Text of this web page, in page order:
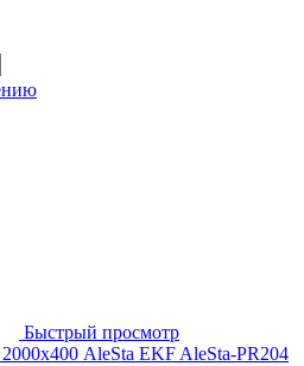
Быстрый просмотр
AleSta EKF AleSta-PR204